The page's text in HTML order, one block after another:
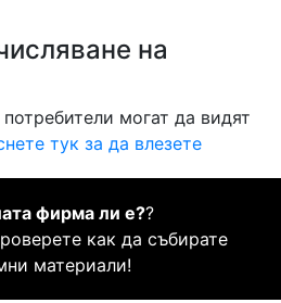
на
могат да видят
тук за да влезете
фирма ли е??
как да събирате
материали!